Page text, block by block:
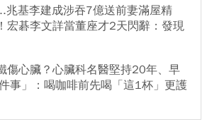
兆基李建成涉吞7億送前妻滿屋精
宏碁李文詳當董座才2天閃辭：發現
傷心臟？心臟科名醫堅持20年、早
事」：喝咖啡前先喝「這1杯」更護